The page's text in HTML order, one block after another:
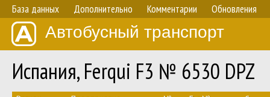
База данных Дополнительно Комментарии Обновления
Автобусный транспорт
Испания, Ferqui F3 № 6530 DPZ